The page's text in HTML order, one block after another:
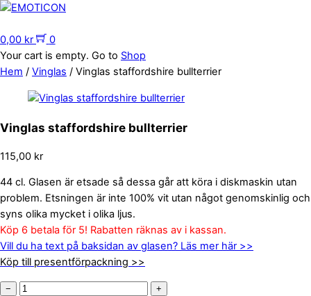
Skip
content
Menu
0,00 kr
0
Your cart is empty. Go to Shop
Hem / Vinglas / Vinglas staffordshire bullterrier
Vinglas staffordshire bullterrier
115,00 kr
44 cl. Glasen är etsade så dessa går att köra i diskmaskin utan
problem. Etsningen är inte 100% vit utan något genomskinlig och
syns olika mycket i olika ljus.
Köp 6 betala för 5! Rabatten räknas av i kassan.
Vill du ha text på baksidan av glasen? Läs mer här >>
Köp till presentförpackning >>
−
Vinglas
+